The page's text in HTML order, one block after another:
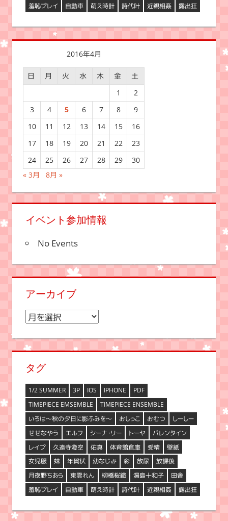
羞恥プレイ
自動車 萌え時計 詩代叶 近親相姦 露出狂
2016年4月
日 月 火 水 木 金
土
1
2
3
4 5 6 7 8
9
10
11 12 13 14 15
16
17
18 19 20 21 22
23
24
25 26 27 28 29
30
« 3月
8月 »
イベント参加情報
No Events
アーカイブ
ア
カ
イ
ブ
タグ
1/2 SUMMER 3P IOS IPHONE
PDF
TIMEPIECE EMSEMBLE
TIMEPIECE ENSEMBLE
いろは～秋の夕日に影ふみを～
おしっこ おむつ
しーしー
せせなやう
エルフ シーナ・リー トーヤ
バレンタイン
レイプ
久遠寺澄空 佑真 体育館倉庫 受精
壁紙
女児服
妹 年賀状 幼なじみ 彩 放尿
放課後
月夜野ちあら
東雲れん 柳橋桜織 湯島十和子
田舎
羞恥プレイ
自動車 萌え時計 詩代叶 近親相姦 露出狂